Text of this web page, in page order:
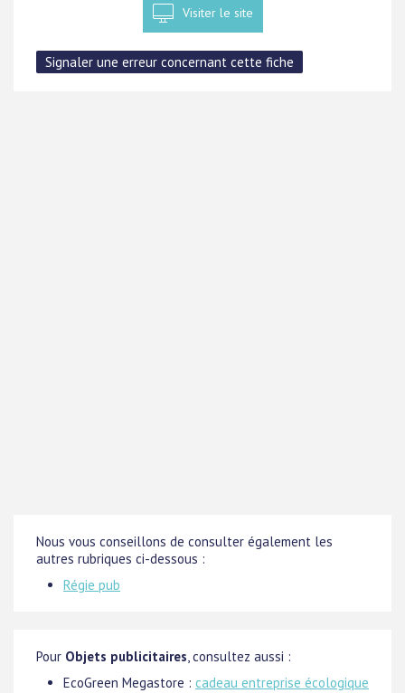
Visiter le site
Nous vous conseillons de consulter également les
autres rubriques ci-dessous :
Régie pub
Pour Objets publicitaires, consultez aussi :
EcoGreen Megastore : cadeau entreprise écologique